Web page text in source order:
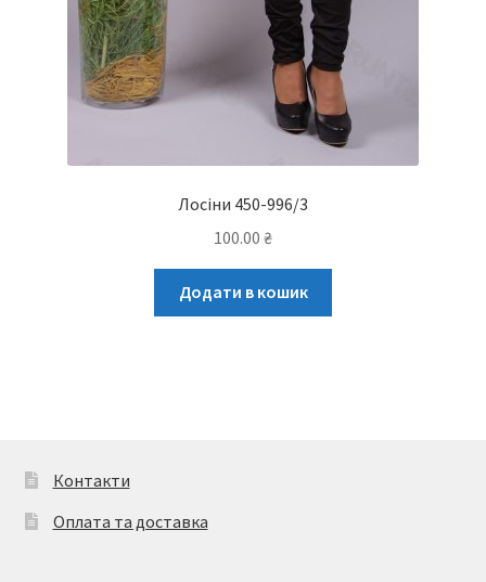
Лосіни 450-996/3
100.00 ₴
Додати в кошик
Контакти
Оплата та доставка